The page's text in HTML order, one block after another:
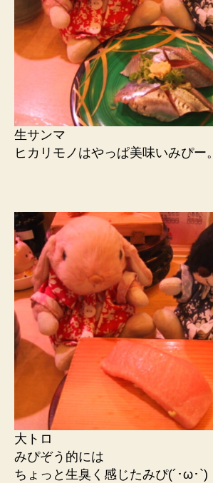
生サンマ
ヒカリモノはやっぱ美味いみぴー。
大トロ
みぴぞう的には
ちょっと生臭く感じたみぴ(´･ω･`)